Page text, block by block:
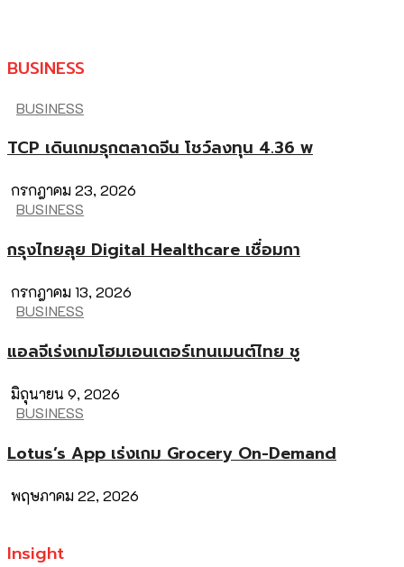
BUSINESS
BUSINESS
TCP เดินเกมรุกตลาดจีน โชว์ลงทุน 4.36 พ
กรกฎาคม 23, 2026
BUSINESS
กรุงไทยลุย Digital Healthcare เชื่อมกา
กรกฎาคม 13, 2026
BUSINESS
แอลจีเร่งเกมโฮมเอนเตอร์เทนเมนต์ไทย ชู
มิถุนายน 9, 2026
BUSINESS
Lotus’s App เร่งเกม Grocery On-Demand
พฤษภาคม 22, 2026
Insight